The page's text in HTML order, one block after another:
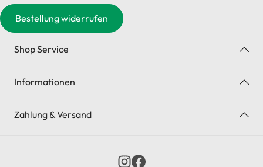
Bestellung widerrufen
Shop Service
Informationen
Zahlung & Versand